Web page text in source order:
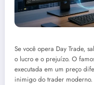
Se você opera Day Trade,
o lucro e o prejuízo. O
executada em um preço
inimigo do trader moderno.